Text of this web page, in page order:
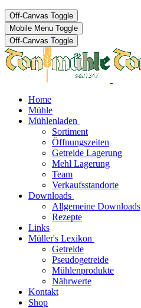
Off-Canvas Toggle
Mobile Menu Toggle
Off-Canvas Toggle
Home
Mühle
Mühlenladen
Sortiment
Öffnungszeiten
Getreide Lagerung
Mehl Lagerung
Team
Verkaufsstandorte
Downloads
Allgemeine Downloads
Rezepte
Links
Müller's Lexikon
Getreide
Pseudogetreide
Mühlenprodukte
Nährwerte
Kontakt
Shop